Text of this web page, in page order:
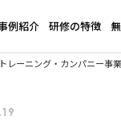
例紹介 研修の特徴
レーニング・カンパニー事